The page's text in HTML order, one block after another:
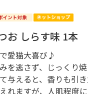
お しらす味 1本
愛猫大喜び♪
を逃さず、じっくり焼
与えると、香りも引き
れますが、人肌程度